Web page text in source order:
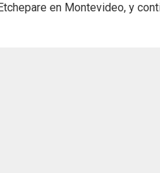
en Montevideo, y